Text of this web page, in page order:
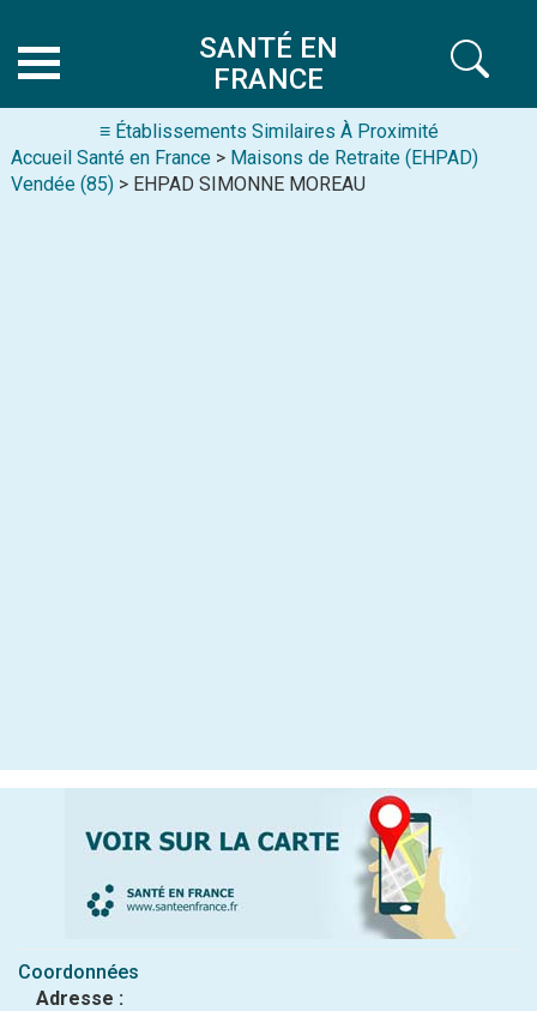
SANTÉ EN
FRANCE
≡ Établissements Similaires À Proximité
Accueil Santé en France > Maisons de Retraite (EHPAD)
Vendée (85) > EHPAD SIMONNE MOREAU
Coordonnées
Adresse :